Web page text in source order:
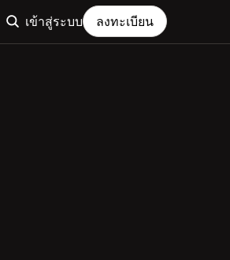
เข้าสู่ระบบ ลงทะเบียน